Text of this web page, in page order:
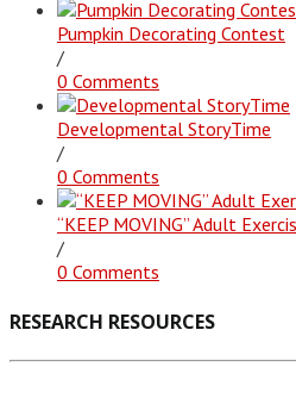
Pumpkin Decorating Contest
/
0 Comments
Developmental StoryTime
/
0 Comments
“KEEP MOVING” Adult
/
0 Comments
RESEARCH RESOURCES